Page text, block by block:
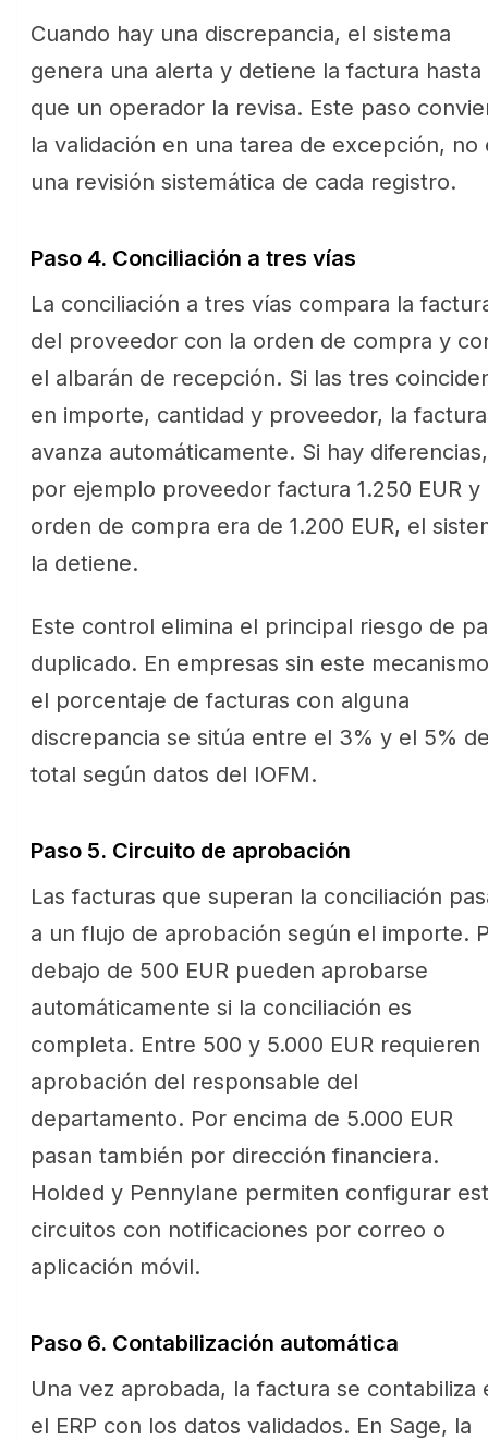
Cuando hay una discrepancia, el sistema
genera una alerta y detiene la factura hasta
que un operador la revisa. Este paso
la validación en una tarea de excepción, no
una revisión sistemática de cada registro.
Paso 4. Conciliación a tres vías
La conciliación a tres vías compara la
del proveedor con la orden de compra y
el albarán de recepción. Si las tres
en importe, cantidad y proveedor, la factura
avanza automáticamente. Si hay diferencias,
por ejemplo proveedor factura 1.250 EUR y
orden de compra era de 1.200 EUR, el
la detiene.
Este control elimina el principal riesgo de
duplicado. En empresas sin este
el porcentaje de facturas con alguna
discrepancia se sitúa entre el 3% y el 5%
total según datos del IOFM.
Paso 5. Circuito de aprobación
Las facturas que superan la conciliación
a un flujo de aprobación según el importe.
debajo de 500 EUR pueden aprobarse
automáticamente si la conciliación es
completa. Entre 500 y 5.000 EUR requieren
aprobación del responsable del
departamento. Por encima de 5.000 EUR
pasan también por dirección financiera.
Holded y Pennylane permiten configurar
circuitos con notificaciones por correo o
aplicación móvil.
Paso 6. Contabilización automática
Una vez aprobada, la factura se contabiliza
el ERP con los datos validados. En Sage, la